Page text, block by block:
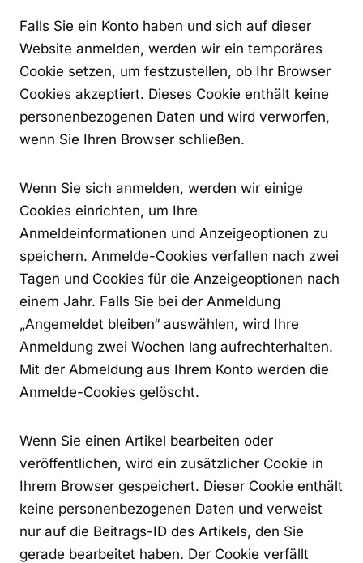
Falls Sie ein Konto haben und sich auf dieser
Website anmelden, werden wir ein temporäres
Cookie setzen, um festzustellen, ob Ihr Browser
Cookies akzeptiert. Dieses Cookie enthält keine
personenbezogenen Daten und wird verworfen,
wenn Sie Ihren Browser schließen.
Wenn Sie sich anmelden, werden wir einige
Cookies einrichten, um Ihre
Anmeldeinformationen und Anzeigeoptionen zu
speichern. Anmelde-Cookies verfallen nach zwei
Tagen und Cookies für die Anzeigeoptionen nach
einem Jahr. Falls Sie bei der Anmeldung
„Angemeldet bleiben“ auswählen, wird Ihre
Anmeldung zwei Wochen lang aufrechterhalten.
Mit der Abmeldung aus Ihrem Konto werden die
Anmelde-Cookies gelöscht.
Wenn Sie einen Artikel bearbeiten oder
veröffentlichen, wird ein zusätzlicher Cookie in
Ihrem Browser gespeichert. Dieser Cookie enthält
keine personenbezogenen Daten und verweist
nur auf die Beitrags-ID des Artikels, den Sie
gerade bearbeitet haben. Der Cookie verfällt